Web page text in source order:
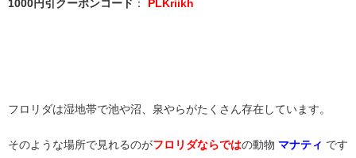
1000円引クーポンコード ： PLKriikh
フロリダは湿地帯で池や沼、泉やらがたくさん存在しています。
そのような場所で見れるのがフロリダならではの動物 マナティ です